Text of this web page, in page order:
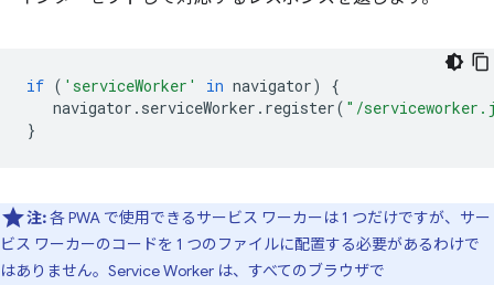
if ( 'serviceWorker' in navigator)
{
navigator . serviceWorker . register( "/
}
注:各 PWA で使用できるサービス ワーカーは 1 つだけですが、サー
ビス ワーカーのコードを 1 つのファイルに配置する必要があるわけで
はありません。Service Worker は、すべてのブラウザで